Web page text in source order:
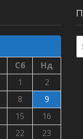
Сб
Нд
1
2
8
9
15
16
22
23